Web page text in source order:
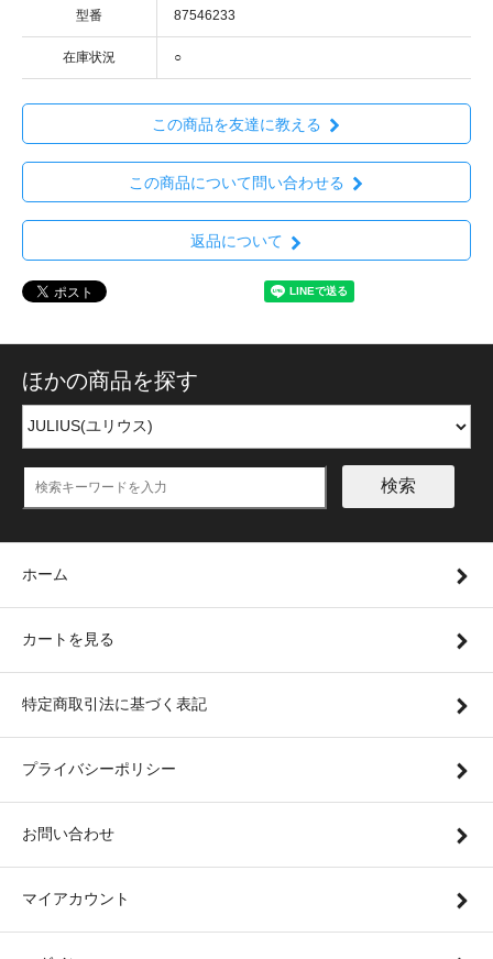
型番 87546233
在庫状況 ○
この商品を友達に教える
この商品について問い合わせる
返品について
ほかの商品を探す
検索
ホーム
カートを見る
特定商取引法に基づく表記
プライバシーポリシー
お問い合わせ
マイアカウント